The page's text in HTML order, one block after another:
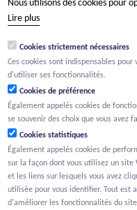
tél
RPM
Nous utilisons des cookies pour
Lire plus
Cookies strictement nécessaires
Ces cookies sont indispensables
d'utiliser ses fonctionnalités.
Cookies de préférence
Également appelés cookies de
se souvenir des choix que vous avez
Cookies statistiques
Également appelés cookies de
sur la façon dont vous utilisez un site
et les liens sur lesquels vous avez
utilisée pour vous identifier. Tout est
d'améliorer les fonctionnalités du